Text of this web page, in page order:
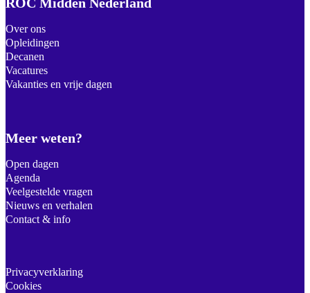
Over ons
Opleidingen
Decanen
Vacatures
Vakanties en vrije dagen
Meer weten?
Open dagen
Agenda
Veelgestelde vragen
Nieuws en verhalen
Contact & info
Privacyverklaring
Cookies